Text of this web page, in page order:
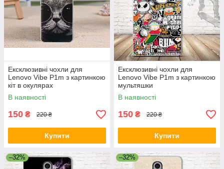
Ексклюзивні чохли для
Lenovo Vibe P1m з картинкою
кіт в окулярах
В наявності
150 ₴ 220 ₴
Купити
Ексклюзивні чохли для
Lenovo Vibe P1m з картинкою
мультяшки
В наявності
150 ₴ 220 ₴
Купити
–32% –32%